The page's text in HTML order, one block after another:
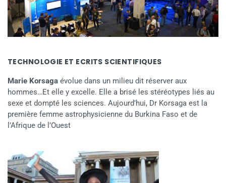
TECHNOLOGIE ET ECRITS SCIENTIFIQUES
Marie Korsaga évolue dans un milieu dit réserver aux
hommes…Et elle y excelle. Elle a brisé les stéréotypes liés au
sexe et dompté les sciences. Aujourd’hui, Dr Korsaga est la
première femme astrophysicienne du Burkina Faso et de
l’Afrique de l’Ouest